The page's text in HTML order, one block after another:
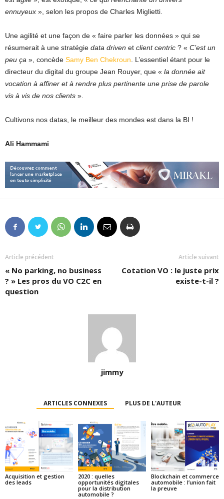
ennuyeux », selon les propos de Charles Miglietti.
Une agilité et une façon de « faire parler les données » qui se
résumerait à une stratégie data driven et client centric ? « C’est un
peu ça », concède Samy Ben Chekroun . L’essentiel étant pour le
directeur du digital du groupe Jean Rouyer, que « la donnée ait
vocation à affiner et à rendre plus pertinente une prise de parole
vis à vis de nos clients ».
Cultivons nos datas, le meilleur des mondes est dans la BI !
Ali Hammami
Article précédent
« No parking, no business
? » Les pros du VO C2C en
question
Article suivant
Cotation VO : le juste prix
existe-t-il ?
jimmy
ARTICLES CONNEXES PLUS DE L'AUTEUR
Acquisition et gestion
des leads
2020 : quelles
opportunités digitales
pour la distribution
automobile ?
Blockchain et commerce
automobile : l’union fait
la preuve